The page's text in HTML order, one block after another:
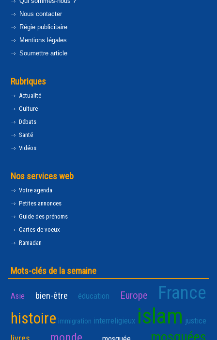
Nous contacter
Régie publicitaire
Mentions légales
Soumettre article
Rubriques
Actualité
Culture
Débats
Santé
Vidéos
Nos services web
Votre agenda
Petites annonces
Guide des prénoms
Cartes de voeux
Ramadan
Mots-clés de la semaine
Asie bien-être éducation Europe France
histoire immigration interreligieux islam justice